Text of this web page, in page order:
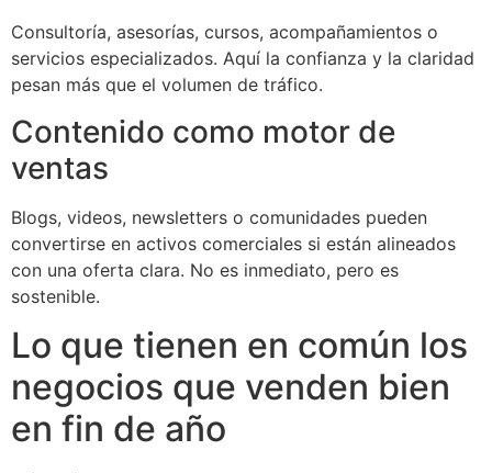
Consultoría, asesorías, cursos, acompañamientos o
servicios especializados. Aquí la confianza y la claridad
pesan más que el volumen de tráfico.
Contenido como motor de
ventas
Blogs, videos, newsletters o comunidades pueden
convertirse en activos comerciales si están alineados
con una oferta clara. No es inmediato, pero es
sostenible.
Lo que tienen en común los
negocios que venden bien
en fin de año